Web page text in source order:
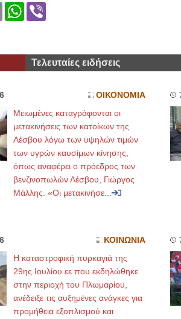
EmailWhatsApp
Τελευταίες ειδήσεις
ΟΙΚΟΝΟΜΙΑ
Μειωμένες καταγράφονται οι
μετακινήσεις των κατοίκων της
Λέσβου λόγω των υψηλών τιμών
των υγρών καυσίμων κίνησης,
όπως αναφέρει ο πρόεδρος των
βενζινοπωλών Λέσβου, Γιώργος
Μάλλης. «Οι μετακινήσε...
ΚΟΙΝΩΝΙΑ
Η καταστροφική πυρκαγιά της
29ης Ιουλίου εε που εκδηλώθηκε
στην περιοχή του Πλωμαρίου,
ανέδειξε τις αυξημένες ανάγκες για
προμήθεια εξοπλισμού και